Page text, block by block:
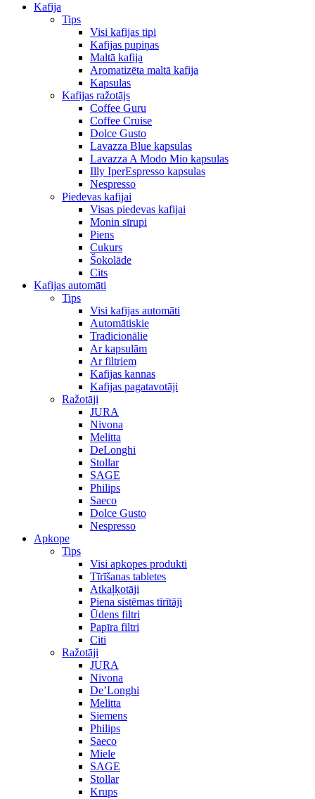
Kafija
Tips
Visi kafijas tipi
Kafijas pupiņas
Maltā kafija
Aromatizēta maltā kafija
Kapsulas
Kafijas ražotājs
Coffee Guru
Coffee Cruise
Dolce Gusto
Lavazza Blue kapsulas
Lavazza A Modo Mio kapsulas
Illy IperEspresso kapsulas
Nespresso
Piedevas kafijai
Visas piedevas kafijai
Monin sīrupi
Piens
Cukurs
Šokolāde
Cits
Kafijas automāti
Tips
Visi kafijas automāti
Automātiskie
Tradicionālie
Ar kapsulām
Ar filtriem
Kafijas kannas
Kafijas pagatavotāji
Ražotāji
JURA
Nivona
Melitta
DeLonghi
Stollar
SAGE
Philips
Saeco
Dolce Gusto
Nespresso
Apkope
Tips
Visi apkopes produkti
Tīrīšanas tabletes
Atkaļķotāji
Piena sistēmas tīrītāji
Ūdens filtri
Papīra filtri
Citi
Ražotāji
JURA
Nivona
De’Longhi
Melitta
Siemens
Philips
Saeco
Miele
SAGE
Stollar
Krups